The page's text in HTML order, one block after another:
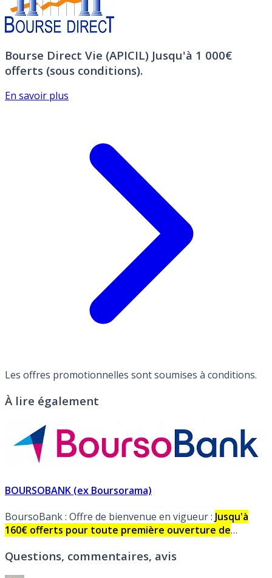
Bourse Direct Vie (APICIL) Jusqu'à 1 000€
offerts (sous conditions).
En savoir plus
Les offres promotionnelles sont soumises à conditions.
À lire également
BOURSOBANK (ex Boursorama)
BoursoBank : Offre de bienvenue en vigueur : Jusqu'à
160€ offerts pour toute première ouverture de
Premier gratuite sans limitation de durée, sous
Questions, commentaires, avis